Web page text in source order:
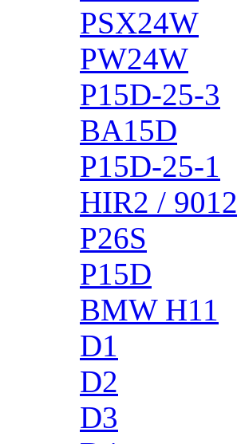
PSX24W
PW24W
P15D-25-3
BA15D
P15D-25-1
HIR2 / 9012
P26S
P15D
BMW H11
D1
D2
D3